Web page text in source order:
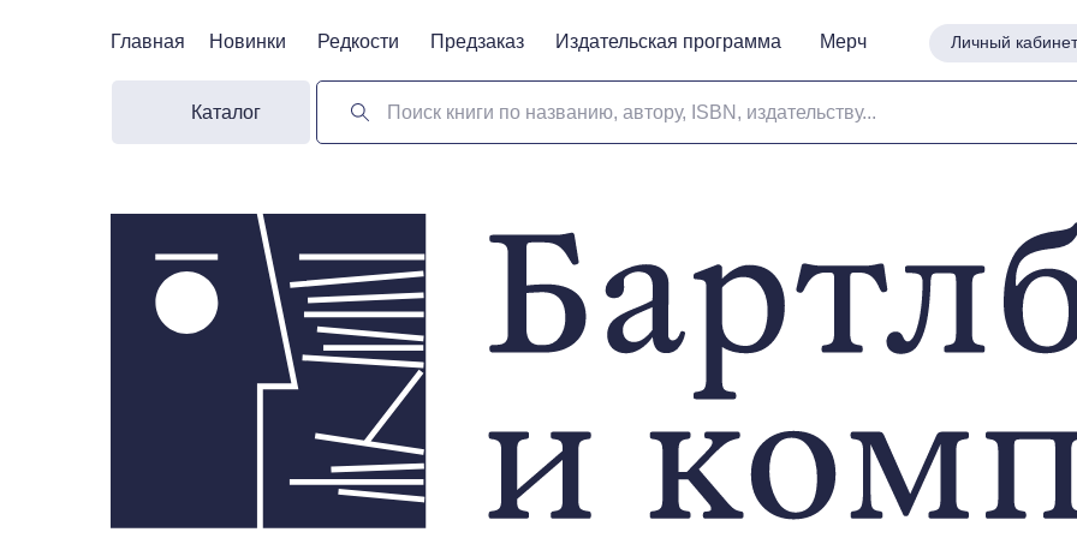
Личный кабинет
Поиск книги по названию, автору, ISBN, издательству...
Новинки Предзаказ Издательская программа Мерч
Редкости
Главная
Каталог
Личный кабинет
Новинки Предзаказ Издательская программа Мерч
Редкости
Главная